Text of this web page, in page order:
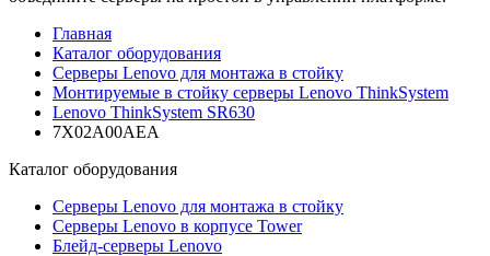
Главная
Каталог оборудования
Серверы Lenovo для монтажа в стойку
Монтируемые в стойку серверы Lenovo ThinkSystem
Lenovo ThinkSystem SR630
7X02A00AEA
Каталог оборудования
Серверы Lenovo для монтажа в стойку
Серверы Lenovo в корпусе Tower
Блейд-серверы Lenovo